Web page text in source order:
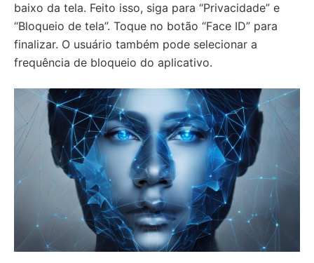
baixo da tela. Feito isso, siga para “Privacidade” e
“Bloqueio de tela”. Toque no botão “Face ID” para
finalizar. O usuário também pode selecionar a
frequência de bloqueio do aplicativo.